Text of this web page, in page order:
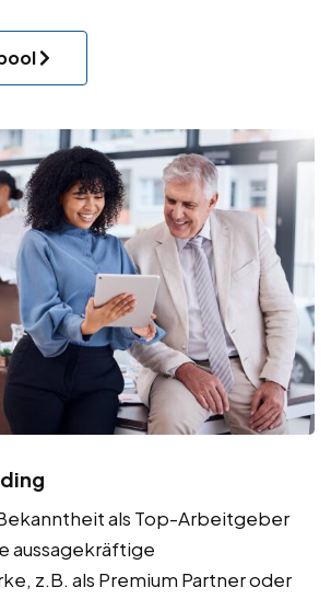
als Top-Arbeitgeber
aussagekräftige
, z.B. als Premium Partner oder